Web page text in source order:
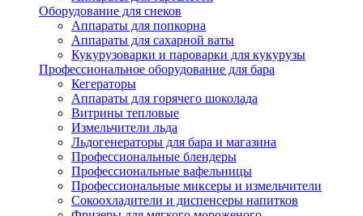
Оборудование для снеков
Аппараты для попкорна
Аппараты для сахарной ваты
Кукурузоварки и пароварки для кукурузы
Профессиональное оборудование для бара
Кегераторы
Аппараты для горячего шоколада
Витрины тепловые
Измельчители льда
Льдогенераторы для бара и магазина
Профессиональные блендеры
Профессиональные вафельницы
Профессиональные миксеры и измельчители
Сокоохладители и диспенсеры напитков